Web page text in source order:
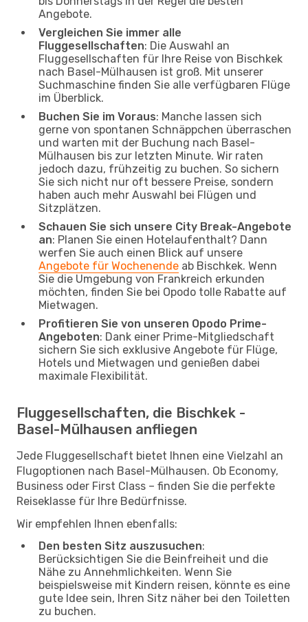
Angebote.
Vergleichen Sie immer alle
Fluggesellschaften: Die Auswahl an
Fluggesellschaften für Ihre Reise von Bischkek
nach Basel-Mülhausen ist groß. Mit unserer
Suchmaschine finden Sie alle verfügbaren Flüge
im Überblick.
Buchen Sie im Voraus: Manche lassen sich
gerne von spontanen Schnäppchen überraschen
und warten mit der Buchung nach Basel-
Mülhausen bis zur letzten Minute. Wir raten
jedoch dazu, frühzeitig zu buchen. So sichern
Sie sich nicht nur oft bessere Preise, sondern
haben auch mehr Auswahl bei Flügen und
Sitzplätzen.
Schauen Sie sich unsere City Break-Angebote
an: Planen Sie einen Hotelaufenthalt? Dann
werfen Sie auch einen Blick auf unsere
Angebote für Wochenende ab Bischkek. Wenn
Sie die Umgebung von Frankreich erkunden
möchten, finden Sie bei Opodo tolle Rabatte auf
Mietwagen.
Profitieren Sie von unseren Opodo Prime-
Angeboten: Dank einer Prime-Mitgliedschaft
sichern Sie sich exklusive Angebote für Flüge,
Hotels und Mietwagen und genießen dabei
maximale Flexibilität.
Fluggesellschaften, die Bischkek -
Basel-Mülhausen anfliegen
Jede Fluggesellschaft bietet Ihnen eine Vielzahl an
Flugoptionen nach Basel-Mülhausen. Ob Economy,
Business oder First Class – finden Sie die perfekte
Reiseklasse für Ihre Bedürfnisse.
Wir empfehlen Ihnen ebenfalls:
Den besten Sitz auszusuchen:
Berücksichtigen Sie die Beinfreiheit und die
Nähe zu Annehmlichkeiten. Wenn Sie
beispielsweise mit Kindern reisen, könnte es eine
gute Idee sein, Ihren Sitz näher bei den Toiletten
zu buchen.